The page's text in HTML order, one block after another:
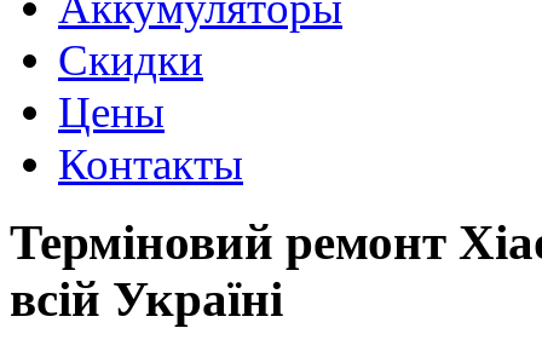
Скидки
Цены
Контакты
Терміновий ремонт
всій Україні